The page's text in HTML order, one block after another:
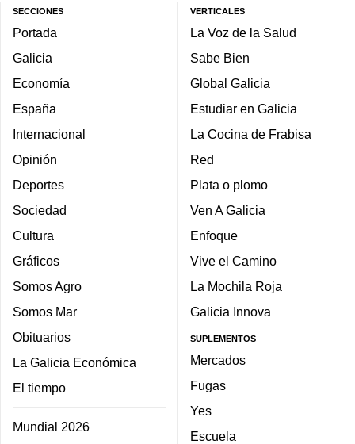
SECCIONES
Portada
Galicia
Economía
España
Internacional
Opinión
Deportes
Sociedad
Cultura
Gráficos
Somos Agro
Somos Mar
Obituarios
La Galicia Económica
El tiempo
Mundial 2026
VERTICALES
La Voz de la Salud
Sabe Bien
Global Galicia
Estudiar en Galicia
La Cocina de Frabisa
Red
Plata o plomo
Ven A Galicia
Enfoque
Vive el Camino
La Mochila Roja
Galicia Innova
SUPLEMENTOS
Mercados
Fugas
Yes
Escuela